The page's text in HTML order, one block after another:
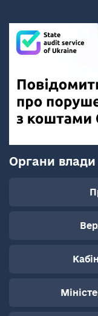
Органи влади